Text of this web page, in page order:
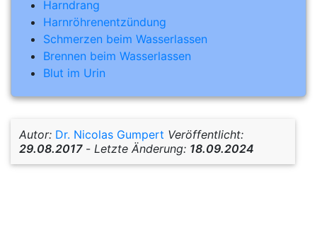
Harndrang
Harnröhrenentzündung
Schmerzen beim Wasserlassen
​​​​​​​Brennen beim Wasserlassen
​​​​​​​Blut im Urin
Autor: Dr. Nicolas Gumpert Veröffentlicht:
29.08.2017- Letzte Änderung: 18.09.2024